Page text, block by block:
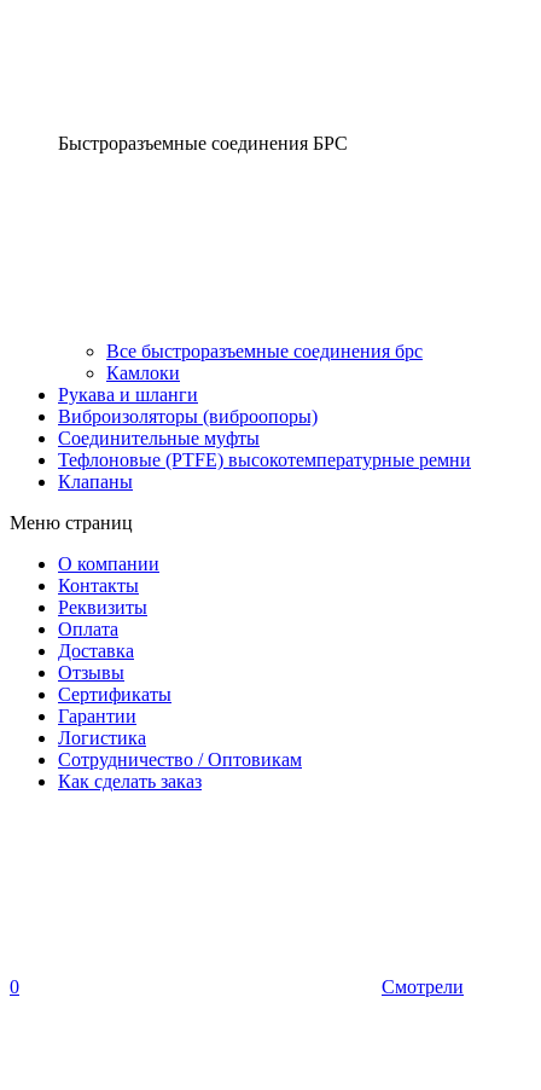
Быстроразъемные соединения БРС
Все быстроразъемные соединения брс
Камлоки
Рукава и шланги
Виброизоляторы (виброопоры)
Соединительные муфты
Тефлоновые (PTFE) высокотемпературные ремни
Клапаны
Меню страниц
О компании
Контакты
Реквизиты
Оплата
Доставка
Отзывы
Сертификаты
Гарантии
Логистика
Сотрудничество / Оптовикам
Как сделать заказ
0 Смотрели